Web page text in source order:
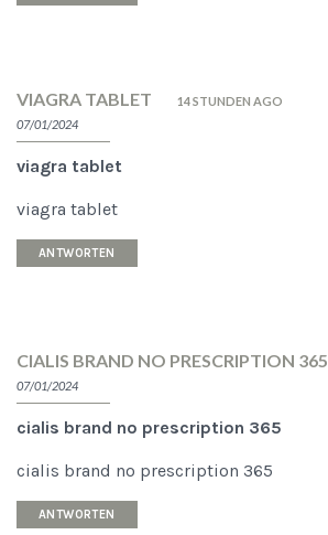
VIAGRA TABLET
14 STUNDEN AGO
07/01/2024
viagra tablet
viagra tablet
ANTWORTEN
CIALIS BRAND NO PRESCRIPTION 365
07/01/2024
cialis brand no prescription 365
cialis brand no prescription 365
ANTWORTEN